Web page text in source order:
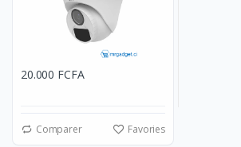
20.000 FCFA
Comparer Favories